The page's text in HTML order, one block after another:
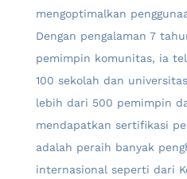
mengoptimalkan
Dengan pengalaman 7
pemimpin komunitas, ia
100 sekolah dan
lebih dari 500 pemimpin
mendapatkan sertifikasi
adalah peraih banyak
internasional seperti dari